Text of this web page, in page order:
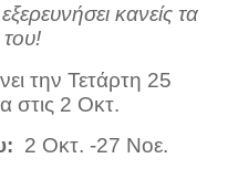
κανείς τα
του!
την Τετάρτη 25
στις 2 Οκτ.
2 Οκτ. -27 Νοε.